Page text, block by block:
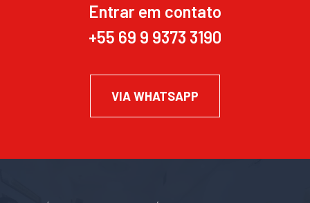
Entrar em contato
+55 69 9 9373 3190
VIA WHATSAPP